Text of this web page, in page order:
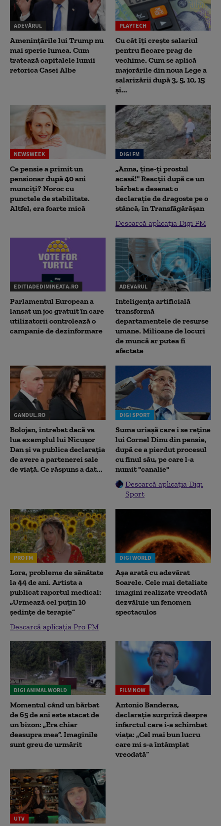
ADEVĂRUL
Amenințările lui Trump nu
mai sperie lumea. Cum
tratează capitalele lumii
retorica Casei Albe
PLAYTECH
Cu cât îți crește salariul
pentru fiecare prag de
vechime. Cum se aplică
majorările din noua Lege a
salarizării după 3, 5, 10, 15
și...
NEWSWEEK
Ce pensie a primit un
pensionar după 40 ani
munciți? Noroc cu
punctele de stabilitate.
Altfel, era foarte mică
DIGI FM
„Anna, ţine-ţi prostul
acasă!" Reacţii după ce un
bărbat a desenat o
declaraţie de dragoste pe o
stâncă, în Transfăgărăşan
Descarcă aplicația Digi FM
EDITIADEDIMINEATA.RO
Parlamentul European a
lansat un joc gratuit în care
utilizatorii controlează o
campanie de dezinformare
ADEVARUL
Inteligența artificială
transformă
departamentele de resurse
umane. Milioane de locuri
de muncă ar putea fi
afectate
GANDUL.RO
Bolojan, întrebat dacă va
lua exemplul lui Nicușor
Dan și va publica declarația
de avere a partenerei sale
de viață. Ce răspuns a dat...
DIGI SPORT
Suma uriașă care i se reține
lui Cornel Dinu din pensie,
după ce a pierdut procesul
cu finul său, pe care l-a
numit "canalie"
Descarcă aplicația Digi
Sport
PRO FM
Lora, probleme de sănătate
la 44 de ani. Artista a
publicat raportul medical:
„Urmează cel puțin 10
ședințe de terapie”
Descarcă aplicația Pro FM
DIGI WORLD
Așa arată cu adevărat
Soarele. Cele mai detaliate
imagini realizate vreodată
dezvăluie un fenomen
spectaculos
DIGI ANIMAL WORLD
Momentul când un bărbat
de 65 de ani este atacat de
un bizon: „Era chiar
deasupra mea”. Imaginile
sunt greu de urmărit
FILM NOW
Antonio Banderas,
declarație surpriză despre
infarctul care i-a schimbat
viața: „Cel mai bun lucru
care mi s-a întâmplat
vreodată”
UTV